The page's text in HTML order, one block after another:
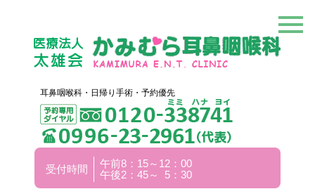
耳鼻咽喉科・日帰り手術・予約優先
受付時間
午前8：15～12：00
午後2：45～ 5：30